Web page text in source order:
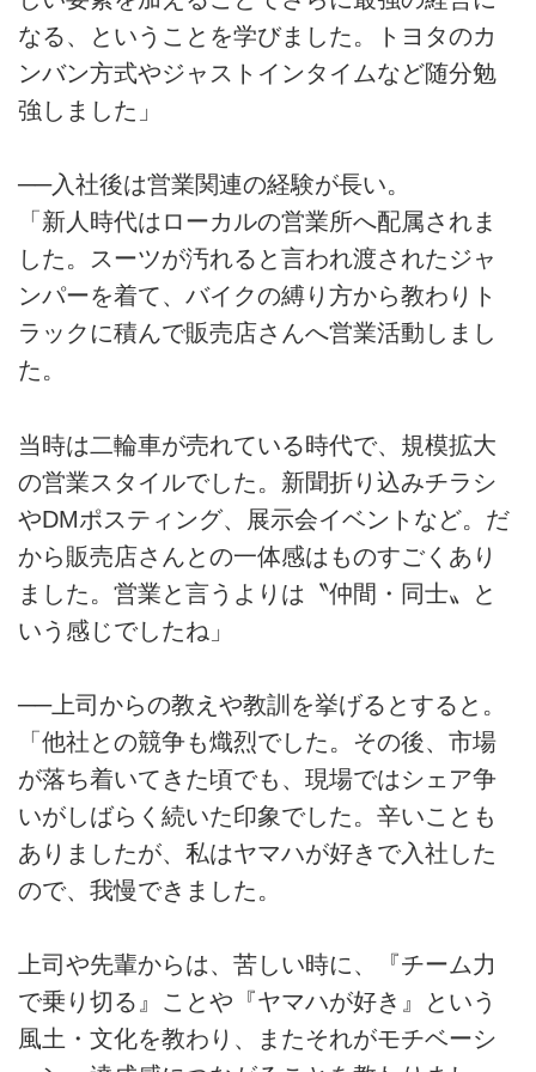
なる、ということを学びました。トヨタのカ
ンバン方式やジャストインタイムなど随分勉
強しました」
──入社後は営業関連の経験が長い。
「新人時代はローカルの営業所へ配属されま
した。スーツが汚れると言われ渡されたジャ
ンパーを着て、バイクの縛り方から教わりト
ラックに積んで販売店さんへ営業活動しまし
た。
当時は二輪車が売れている時代で、規模拡大
の営業スタイルでした。新聞折り込みチラシ
やDMポスティング、展示会イベントなど。だ
から販売店さんとの一体感はものすごくあり
ました。営業と言うよりは〝仲間・同士〟と
いう感じでしたね」
──上司からの教えや教訓を挙げるとすると。
「他社との競争も熾烈でした。その後、市場
が落ち着いてきた頃でも、現場ではシェア争
いがしばらく続いた印象でした。辛いことも
ありましたが、私はヤマハが好きで入社した
ので、我慢できました。
上司や先輩からは、苦しい時に、『チーム力
で乗り切る』ことや『ヤマハが好き』という
風土・文化を教わり、またそれがモチベーシ